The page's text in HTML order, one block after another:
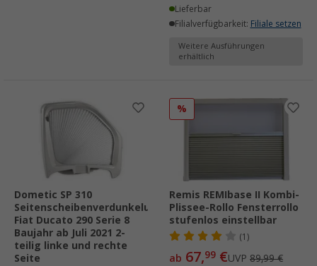
Lieferbar
Filialverfügbarkeit: Filiale setzen
Weitere Ausführungen
erhältlich
Dometic SP 310
Seitenscheibenverdunkelung
Fiat Ducato 290 Serie 8
Baujahr ab Juli 2021 2-
teilig linke und rechte
Seite
%
Remis REMIbase II Kombi-
Plissee-Rollo Fensterrollo
stufenlos einstellbar
(1)
ab 67,99 €UVP 89,99 €